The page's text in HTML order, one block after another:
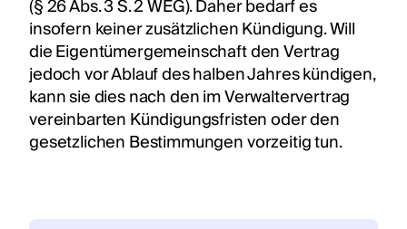
(§ 26 Abs. 3 S. 2 WEG). Daher bedarf es
insofern keiner zusätzlichen Kündigung. Will
die Eigentümergemeinschaft den Vertrag
jedoch vor Ablauf des halben Jahres kündigen,
kann sie dies nach den im Verwaltervertrag
vereinbarten Kündigungsfristen oder den
gesetzlichen Bestimmungen vorzeitig tun.